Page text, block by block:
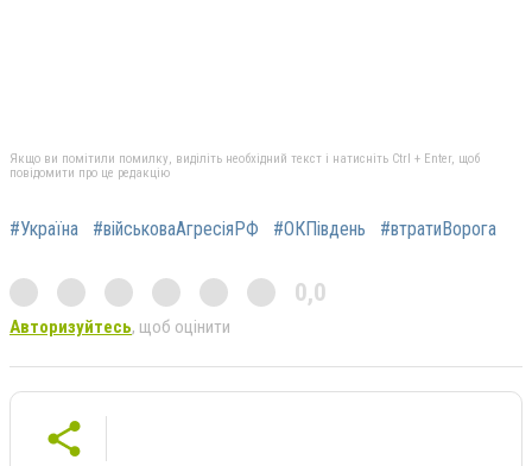
Якщо ви помітили помилку, виділіть необхідний текст і натисніть Ctrl + Enter, щоб
повідомити про це редакцію
#Україна #військоваАгресіяРФ #ОКПівдень #втратиВорога
0,0
Авторизуйтесь, щоб оцінити